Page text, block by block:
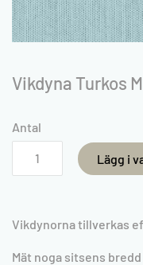
Vikdyna Turkos
Antal
Lägg i
Vikdynorna tillverkas
Mät noga sitsens